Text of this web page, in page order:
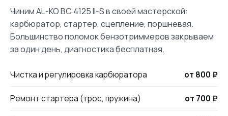
Чиним AL-KO BC 4125 II-S в своей мастерской:
карбюратор, стартер, сцепление, поршневая.
Большинство поломок бензотриммеров закрываем
за один день, диагностика бесплатная.
Чистка и регулировка карбюратора от 800 ₽
Ремонт стартера (трос, пружина) от 700 ₽